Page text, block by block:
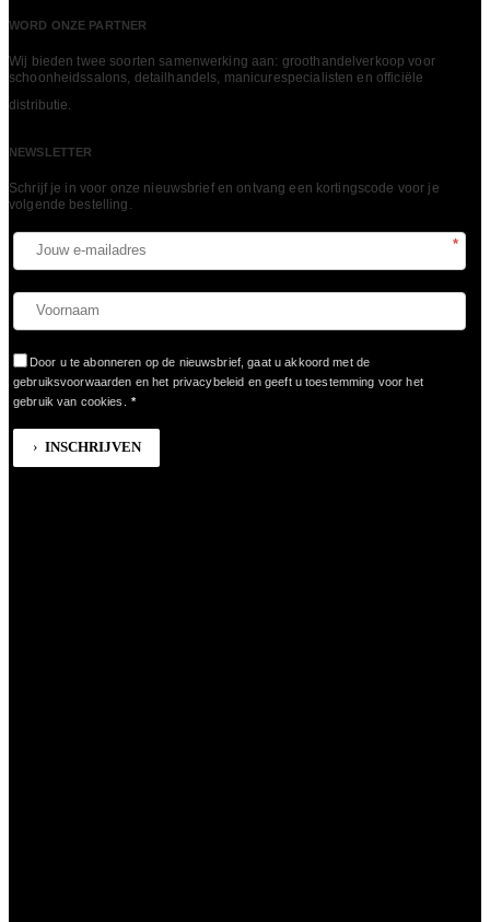
WORD ONZE PARTNER
Wij bieden twee soorten samenwerking aan: groothandelverkoop voor
schoonheidssalons, detailhandels, manicurespecialisten en officiële
distributie.
NEWSLETTER
Schrijf je in voor onze nieuwsbrief en ontvang een kortingscode voor je
volgende bestelling.​
*
Door u te abonneren op de nieuwsbrief, gaat u akkoord met de
gebruiksvoorwaarden en het privacybeleid en geeft u toestemming voor het
gebruik van cookies.
*
INSCHRIJVEN